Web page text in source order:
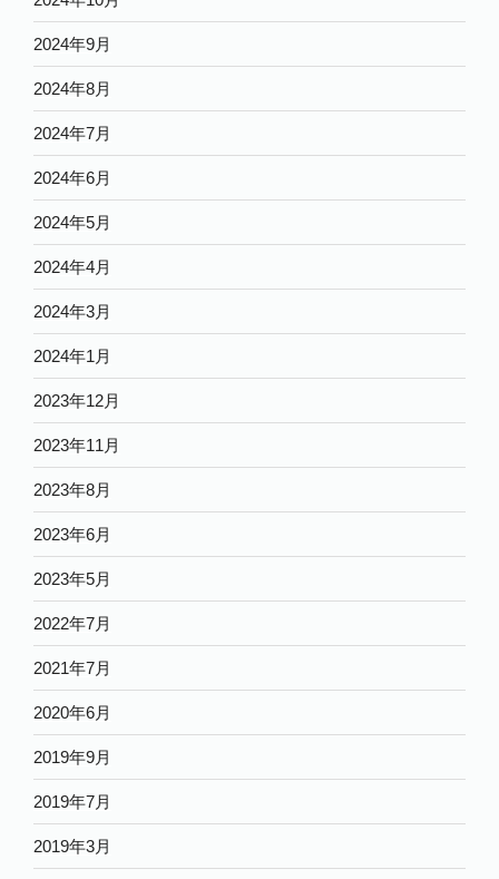
2024年9月
2024年8月
2024年7月
2024年6月
2024年5月
2024年4月
2024年3月
2024年1月
2023年12月
2023年11月
2023年8月
2023年6月
2023年5月
2022年7月
2021年7月
2020年6月
2019年9月
2019年7月
2019年3月